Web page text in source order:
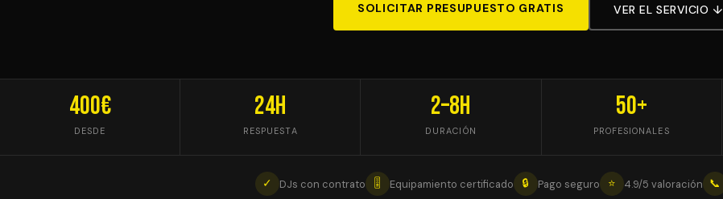
SOLICITAR PRESUPUESTO GRATIS VER EL SERVICIO ↓
400€
DESDE
24h
RESPUESTA
2–8h
DURACIÓN
50+
PROFESIONALES
✓ DJs con contrato 🎚 Equipamiento certificado 🔒 Pago seguro ⭐ 4.9/5 valoración 📞